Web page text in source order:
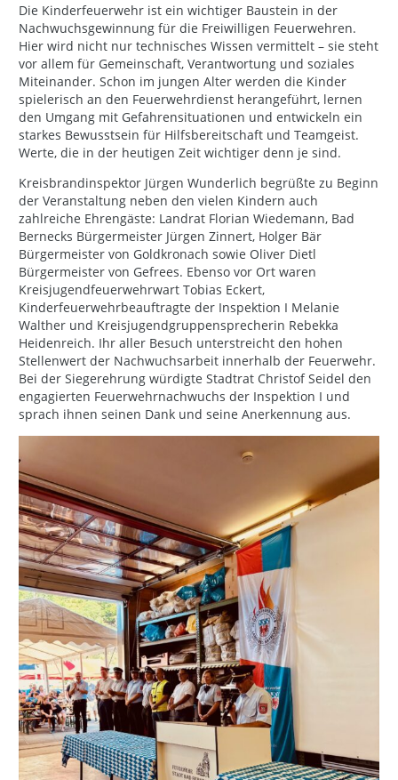
Die Kinderfeuerwehr ist ein wichtiger Baustein in der
Nachwuchsgewinnung für die Freiwilligen Feuerwehren.
Hier wird nicht nur technisches Wissen vermittelt – sie steht
vor allem für Gemeinschaft, Verantwortung und soziales
Miteinander. Schon im jungen Alter werden die Kinder
spielerisch an den Feuerwehrdienst herangeführt, lernen
den Umgang mit Gefahrensituationen und entwickeln ein
starkes Bewusstsein für Hilfsbereitschaft und Teamgeist.
Werte, die in der heutigen Zeit wichtiger denn je sind.
Kreisbrandinspektor Jürgen Wunderlich begrüßte zu Beginn
der Veranstaltung neben den vielen Kindern auch
zahlreiche Ehrengäste: Landrat Florian Wiedemann, Bad
Bernecks Bürgermeister Jürgen Zinnert, Holger Bär
Bürgermeister von Goldkronach sowie Oliver Dietl
Bürgermeister von Gefrees. Ebenso vor Ort waren
Kreisjugendfeuerwehrwart Tobias Eckert,
Kinderfeuerwehrbeauftragte der Inspektion I Melanie
Walther und Kreisjugendgruppensprecherin Rebekka
Heidenreich. Ihr aller Besuch unterstreicht den hohen
Stellenwert der Nachwuchsarbeit innerhalb der Feuerwehr.
Bei der Siegerehrung würdigte Stadtrat Christof Seidel den
engagierten Feuerwehrnachwuchs der Inspektion I und
sprach ihnen seinen Dank und seine Anerkennung aus.